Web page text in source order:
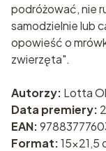
podróżować, nie
samodzielnie lub
opowieść o
zwierzęta".
Autorzy: Lotta
Data premiery:
EAN:
Format:15x21,5